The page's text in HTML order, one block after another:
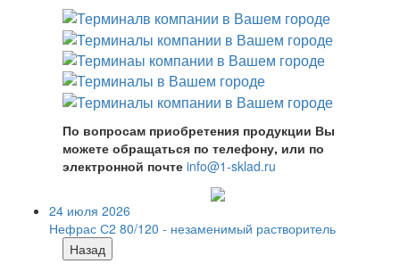
По вопросам приобретения продукции Вы
можете обращаться по телефону, или по
электронной почте info@1-sklad.ru
24 июля 2026
Нефрас С2 80/120 - незаменимый растворитель
Назад